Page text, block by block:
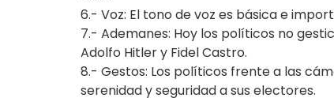
6.- Voz: El tono de voz es básica e
7.- Ademanes: Hoy los políticos no
Adolfo Hitler y Fidel Castro.
8.- Gestos: Los políticos frente a las
serenidad y seguridad a sus electores.